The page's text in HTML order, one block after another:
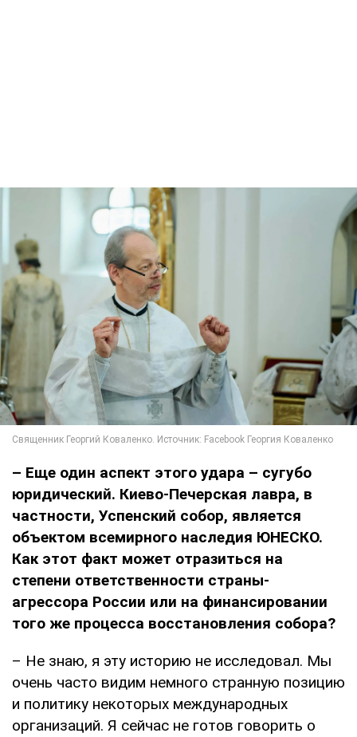
– Еще один аспект этого удара – сугубо
юридический. Киево-Печерская лавра, в
частности, Успенский собор, является
объектом всемирного наследия ЮНЕСКО.
Как этот факт может отразиться на
степени ответственности страны-
агрессора России или на финансировании
того же процесса восстановления собора?
– Не знаю, я эту историю не исследовал. Мы
очень часто видим немного странную позицию
и политику некоторых международных
организаций. Я сейчас не готов говорить о